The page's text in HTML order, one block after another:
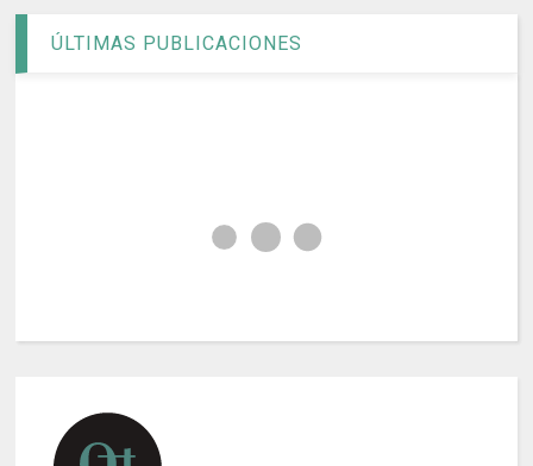
ÚLTIMAS PUBLICACIONES